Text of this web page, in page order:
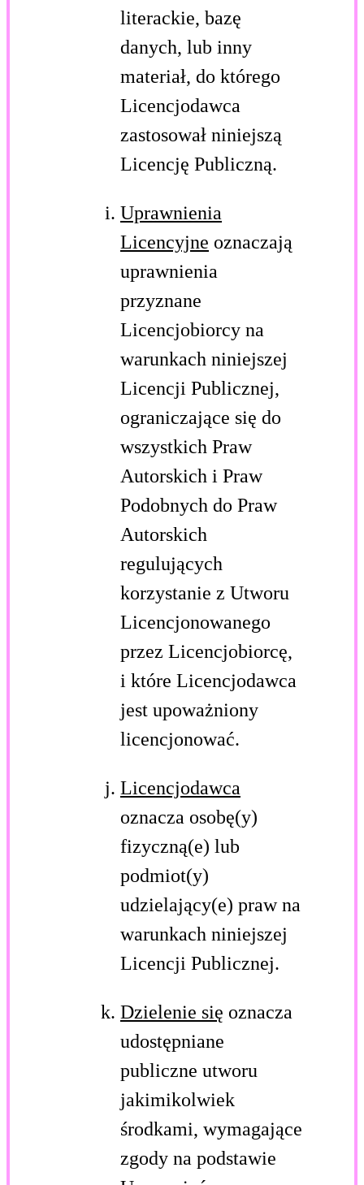
literackie, bazę
danych, lub inny
materiał, do którego
Licencjodawca
zastosował niniejszą
Licencję Publiczną.
Uprawnienia
Licencyjne oznaczają
uprawnienia
przyznane
Licencjobiorcy na
warunkach niniejszej
Licencji Publicznej,
ograniczające się do
wszystkich Praw
Autorskich i Praw
Podobnych do Praw
Autorskich
regulujących
korzystanie z Utworu
Licencjonowanego
przez Licencjobiorcę,
i które Licencjodawca
jest upoważniony
licencjonować.
Licencjodawca
oznacza osobę(y)
fizyczną(e) lub
podmiot(y)
udzielający(e) praw na
warunkach niniejszej
Licencji Publicznej.
Dzielenie się oznacza
udostępniane
publiczne utworu
jakimikolwiek
środkami, wymagające
zgody na podstawie